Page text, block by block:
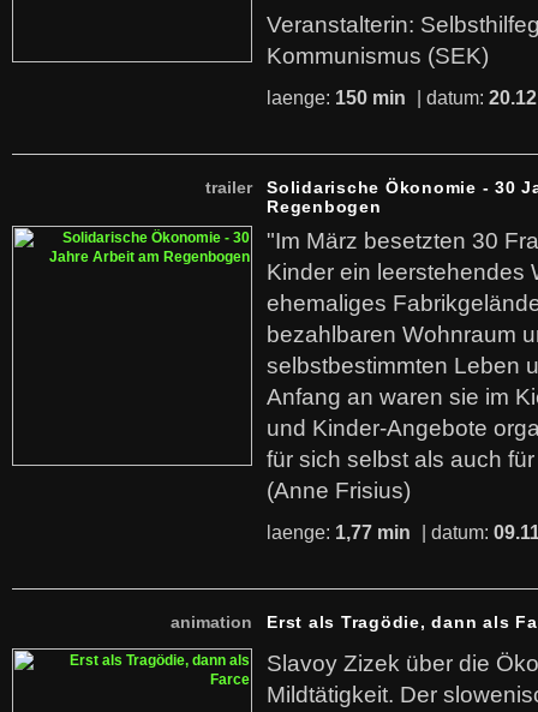
Veranstalterin:
Kommunismus (SEK)
laenge: 150 min | datum:
trailer
Solidarische Ökonomie - 30
Regenbogen
"Im März besetzten 30
Kinder ein leerstehendes
ehemaliges
bezahlbaren Wohnraum
selbstbestimmten Leben
Anfang an waren sie im
und Kinder-Angebote
für sich selbst als auch
(Anne Frisius)
laenge: 1,77 min | datum:
animation Erst als Tragödie, dann als
Slavoy Zizek über die
Mildtätigkeit. Der